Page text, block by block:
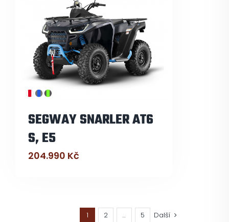
SEGWAY SNARLER AT6
S, E5
204.990 Kč
1 2 … 5 Další